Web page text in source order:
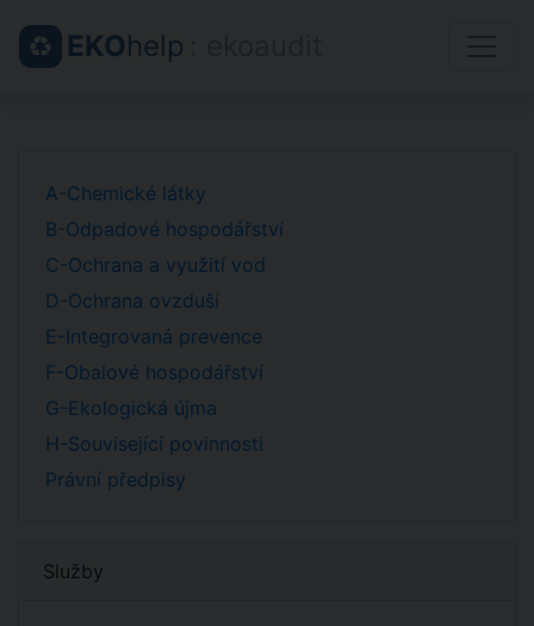
EKOhelp
A-Chemické látky
B-Odpadové hospodářství
C-Ochrana a využití vod
D-Ochrana ovzduší
E-Integrovaná prevence
F-Obalové hospodářství
G-Ekologická újma
H-Související povinnosti
Právní předpisy
Služby